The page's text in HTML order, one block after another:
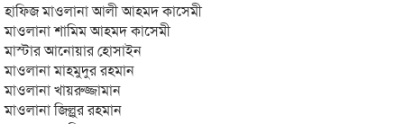
হাফিজ মাওলানা আলী আহমদ কাসেমী
মাওলানা শামিম আহমদ কাসেমী
মাস্টার আনোয়ার হোসাইন
মাওলানা মাহমুদুর রহমান
মাওলানা খায়রুজ্জামান
মাওলানা জিল্লুর রহমান